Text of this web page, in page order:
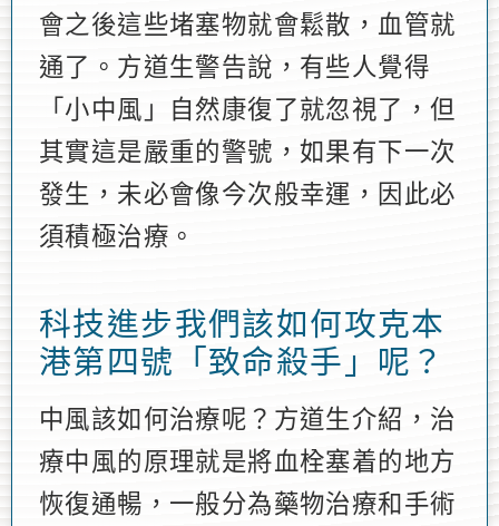
會之後這些堵塞物就會鬆散，血管就
通了。方道生警告說，有些人覺得
「小中風」自然康復了就忽視了，但
其實這是嚴重的警號，如果有下一次
發生，未必會像今次般幸運，因此必
須積極治療。
科技進步我們該如何攻克本
港第四號「致命殺手」呢？
中風該如何治療呢？方道生介紹，治
療中風的原理就是將血栓塞着的地方
恢復通暢，一般分為藥物治療和手術